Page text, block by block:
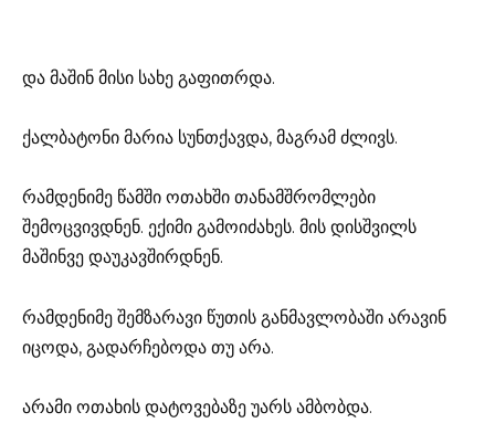
და მაშინ მისი სახე გაფითრდა.
ქალბატონი მარია სუნთქავდა, მაგრამ ძლივს.
რამდენიმე წამში ოთახში თანამშრომლები
შემოცვივდნენ. ექიმი გამოიძახეს. მის დისშვილს
მაშინვე დაუკავშირდნენ.
რამდენიმე შემზარავი წუთის განმავლობაში არავინ
იცოდა, გადარჩებოდა თუ არა.
არამი ოთახის დატოვებაზე უარს ამბობდა.